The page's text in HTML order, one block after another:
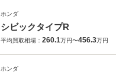
ホンダ
シビックタイプR
平均買取相場： 260.1万円〜456.3万円
ホンダ